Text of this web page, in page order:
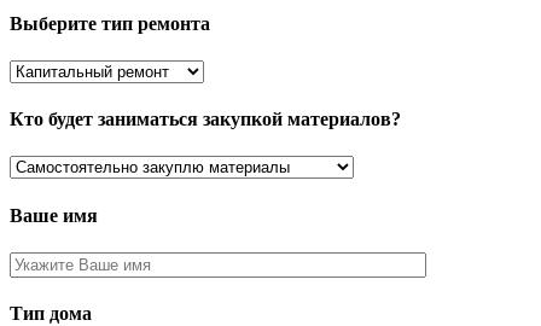
Выберите тип ремонта
Кто будет заниматься закупкой материалов?
Ваше имя
Тип дома